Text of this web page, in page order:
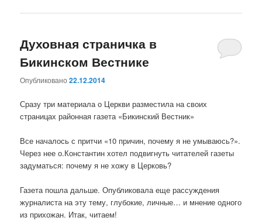
Духовная страничка в
Бикинском Вестнике
Опубликовано22.12.2014
Сразу три материала о Церкви разместила на своих
страницах районная газета «Бикинский Вестник»
Все началось с притчи «10 причин, почему я не умываюсь?».
Через нее о.Константин хотел подвигнуть читателей газеты
задуматься: почему я не хожу в Церковь?
Газета пошла дальше. Опубликовала еще рассуждения
журналиста на эту тему, глубокие, личные… и мнение одного
из прихожан. Итак, читаем!